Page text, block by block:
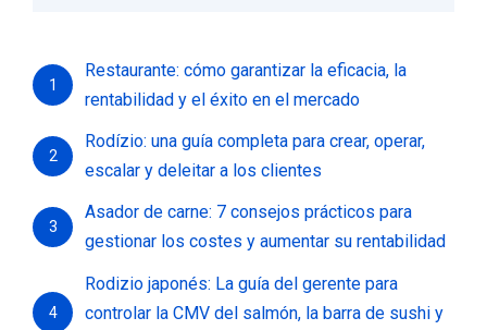
1
Restaurante: cómo garantizar la eficacia, la
rentabilidad y el éxito en el mercado
2
Rodízio: una guía completa para crear, operar,
escalar y deleitar a los clientes
3
Asador de carne: 7 consejos prácticos para
gestionar los costes y aumentar su rentabilidad
4
Rodizio japonés: La guía del gerente para
controlar la CMV del salmón, la barra de sushi y